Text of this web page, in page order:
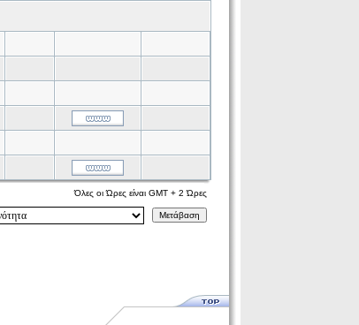
Όλες οι Ώρες είναι GMT + 2 Ώρες
Μετάβαση